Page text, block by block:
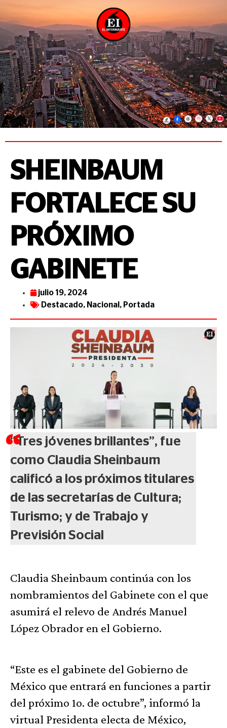
SHEINBAUM
FORTALECE SU
PRÓXIMO
GABINETE
julio 19, 2024
Destacado, Nacional , Portada
“Tres jóvenes brillantes”, fue
como Claudia Sheinbaum
calificó a los próximos titulares
de las secretarías de Cultura;
Turismo; y de Trabajo y
Previsión Social
Claudia Sheinbaum continúa con los
nombramientos del Gabinete con el que
asumirá el relevo de Andrés Manuel
López Obrador en el Gobierno.
“Este es el gabinete del Gobierno de
México que entrará en funciones a partir
del próximo 1o. de octubre”, informó la
virtual Presidenta electa de México,